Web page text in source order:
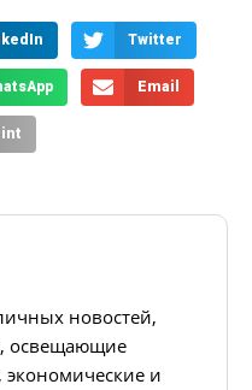
Twitter
Email
новостей,
освещающие
и